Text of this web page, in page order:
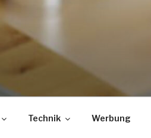
Technik Werbung